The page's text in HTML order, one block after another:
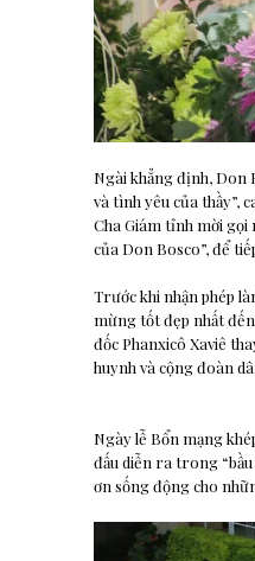
Ngài khẳng định, Don
và tình yêu của thầy”,
Cha Giám tỉnh mời
của Don Bosco”, để
Trước khi nhận phép
mừng tốt đẹp nhất
đốc Phanxicô Xaviê
huynh và cộng đoàn
Ngày lễ Bổn mạng
đấu diễn ra trong
ơn sống động cho